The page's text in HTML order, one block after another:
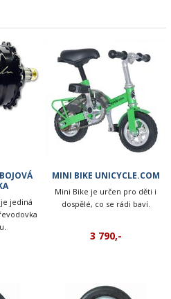
jediná
MINI BIKE UNICYCLE.COM
Mini Bike je určen pro děti i
dospělé, co se rádi baví.
3 790,-